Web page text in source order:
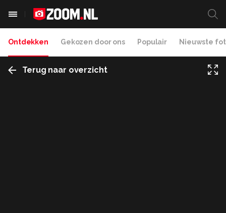
Ontdekken Gekozen door ons Populair Nieuwste
Terug naar overzicht